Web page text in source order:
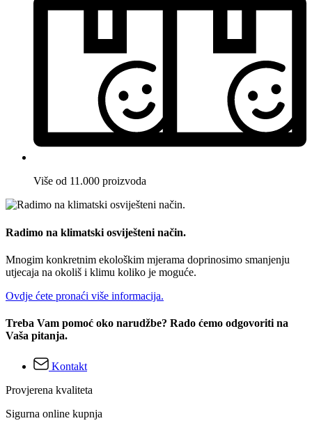
Više od 11.000 proizvoda
Radimo na klimatski osviješteni način.
Mnogim konkretnim ekološkim mjerama doprinosimo smanjenju
utjecaja na okoliš i klimu koliko je moguće.
Ovdje ćete pronaći više informacija.
Treba Vam pomoć oko narudžbe? Rado ćemo odgovoriti na
Vaša pitanja.
Kontakt
Provjerena kvaliteta
Sigurna online kupnja